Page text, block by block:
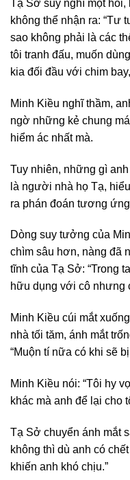
Tạ Sở suy nghĩ một
không thể nhận ra: “Tư
sao không phải là các
tôi tranh đấu, muốn
kia đối đầu với chim
Minh Kiều nghĩ thầm,
ngờ những kẻ chung
hiểm ác nhất mà.
Tuy nhiên, những gì
là người nhà họ Tạ,
ra phán đoán tương
Dòng suy tưởng của
chìm sâu hơn, nàng đã
tĩnh của Tạ Sở: “Trong
hữu dụng với cô nhưng
Minh Kiều cúi mắt
nhà tối tăm, ánh mắt
“Muộn tí nữa có khi sẽ
Minh Kiều nói: “Tôi hy
khác mà anh để lại cho
Tạ Sở chuyển ánh mắt
không thì dù anh có
khiến anh khó chịu.”